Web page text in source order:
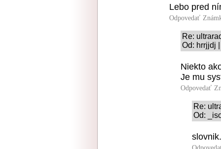
Lebo pred
Odpovedať
Re:
Od: hrrjjdj
Niekto
Je mu
Odpovedať
Re:
Od: